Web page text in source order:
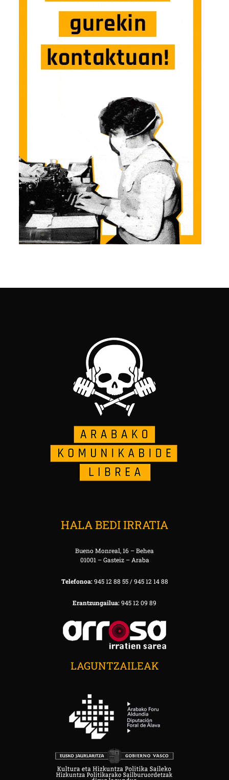
HALA BEDI IRRATIA
Bueno Monreal, 16 – Behea
01001 – Gasteiz – Araba
Telefonoa:945 12 88 55 / 945 12 14 88
Erantzungailua:945 12 09 89
LAGUNTZAILEAK